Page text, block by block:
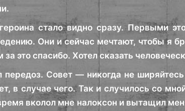
стало видно сразу. Первыми
Они и сейчас мечтают, чтобы я
это спасибо. Хотел сказать
Совет — никогда не
в случае чего. Так и случилось со
вколол мне налоксон и вытащил